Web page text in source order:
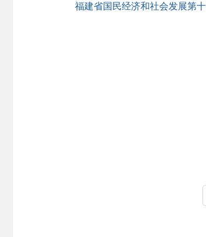
福建省国民经济和社会发展第